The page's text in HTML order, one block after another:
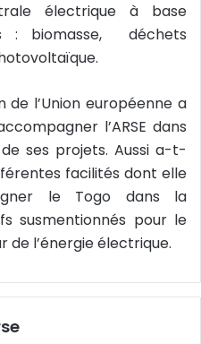
électrique à base
: biomasse, déchets
l’Union européenne a
l’ARSE dans
ses projets. Aussi a-t-
facilités dont elle
le Togo dans la
susmentionnés pour le
l’énergie électrique.